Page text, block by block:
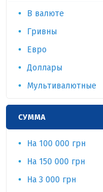
В валюте
Гривны
Евро
Доллары
Мультивалютные
СУММА
На 100 000 грн
На 150 000 грн
На 3 000 грн